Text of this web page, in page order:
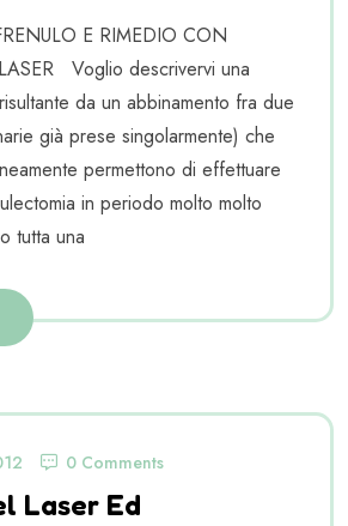
E RIMEDIO CON
Voglio descrivervi una
da un abbinamento fra due
già prese singolarmente) che
permettono di effettuare
in periodo molto molto
tutta una
0 Comments
Laser Ed